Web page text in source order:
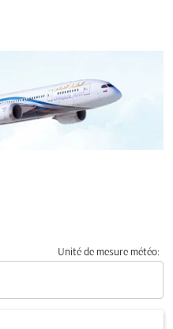
Unité de mesure météo: